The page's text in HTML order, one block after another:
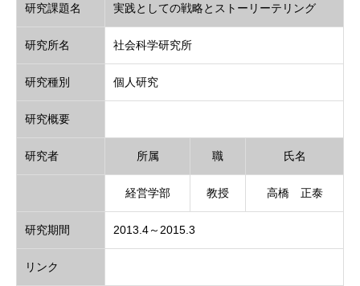
研究課題名 実践としての戦略とストーリーテリング
研究所名 社会科学研究所
研究種別 個人研究
研究概要
研究者 所属 職 氏名
経営学部 教授 高橋 正泰
研究期間 2013.4～2015.3
リンク